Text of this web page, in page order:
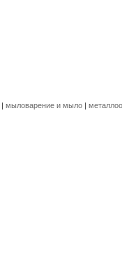
| мыловарение и мыло |